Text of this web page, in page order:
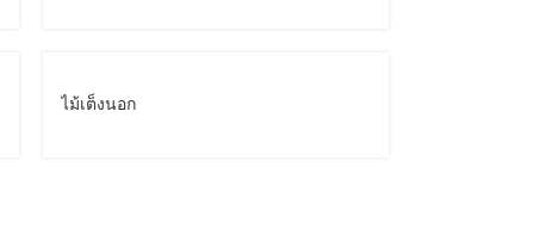
ไม้เต็งนอก